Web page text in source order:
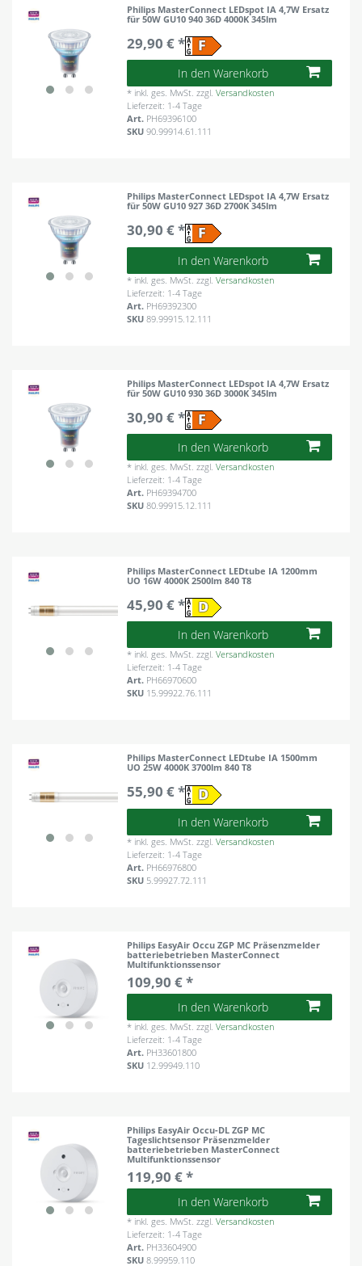
Philips MasterConnect LEDspot IA 4,7W Ersatz
für 50W GU10 940 36D 4000K 345lm
29,90 € *
In den Warenkorb
* inkl. ges. MwSt. zzgl.Versandkosten
Lieferzeit: 1-4 Tage
Art. PH69396100
SKU90.99914.61.111
Philips MasterConnect LEDspot IA 4,7W Ersatz
für 50W GU10 927 36D 2700K 345lm
30,90 € *
In den Warenkorb
* inkl. ges. MwSt. zzgl.Versandkosten
Lieferzeit: 1-4 Tage
Art. PH69392300
SKU89.99915.12.111
Philips MasterConnect LEDspot IA 4,7W Ersatz
für 50W GU10 930 36D 3000K 345lm
30,90 € *
In den Warenkorb
* inkl. ges. MwSt. zzgl.Versandkosten
Lieferzeit: 1-4 Tage
Art. PH69394700
SKU80.99915.12.111
Philips MasterConnect LEDtube IA 1200mm
UO 16W 4000K 2500lm 840 T8
45,90 € *
In den Warenkorb
* inkl. ges. MwSt. zzgl.Versandkosten
Lieferzeit: 1-4 Tage
Art. PH66970600
SKU 15.99922.76.111
Philips MasterConnect LEDtube IA 1500mm
UO 25W 4000K 3700lm 840 T8
55,90 € *
In den Warenkorb
* inkl. ges. MwSt. zzgl.Versandkosten
Lieferzeit: 1-4 Tage
Art. PH66976800
SKU 5.99927.72.111
Philips EasyAir Occu ZGP MC Präsenzmelder
batteriebetrieben MasterConnect
Multifunktionssensor
109,90 € *
In den Warenkorb
* inkl. ges. MwSt. zzgl.Versandkosten
Lieferzeit: 1-4 Tage
Art. PH33601800
SKU 12.99949.110
Philips EasyAir Occu-DL ZGP MC
Tageslichtsensor Präsenzmelder
batteriebetrieben MasterConnect
Multifunktionssensor
119,90 € *
In den Warenkorb
* inkl. ges. MwSt. zzgl.Versandkosten
Lieferzeit: 1-4 Tage
Art. PH33604900
SKU8.99959.110